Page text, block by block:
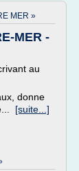
MER »
MER -
au
donne
[suite...]